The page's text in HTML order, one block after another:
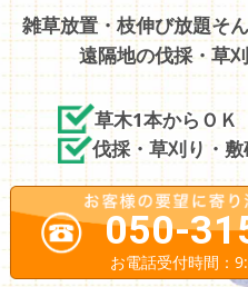
雑草放置・枝伸び放題そ
遠隔地の伐採・草
草木1本からＯＫ
伐採・草刈り・
050-
お電話受付時間：